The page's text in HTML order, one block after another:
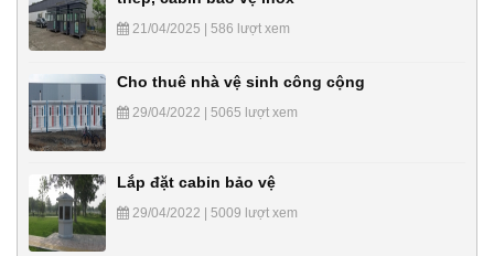
21/04/2025 | 586 lượt xem
Cho thuê nhà vệ sinh công cộng
29/04/2022 | 5065 lượt xem
Lắp đặt cabin bảo vệ
29/04/2022 | 5009 lượt xem